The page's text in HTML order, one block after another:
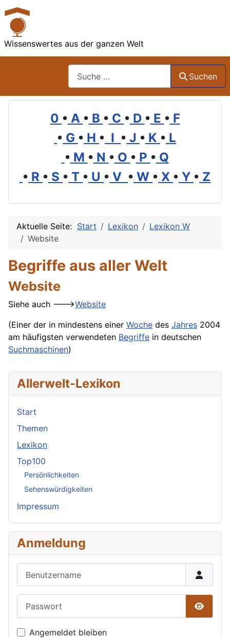
Wissenswertes aus der ganzen Welt
Suchen
0 • A • B • C • D • E • F
• G • H • I • J • K • L
• M • N • O • P • Q
• R • S • T • U • V • W • X • Y • Z
Aktuelle Seite: Start Lexikon
Lexikon W
Website
Begriffe aus aller Welt
Website
Siehe auch --->Website
(Einer der in mindestens einer Woche des Jahres 2004
am häufigsten verwendeten Begriffe in deutschen
Suchmaschinen)
Allerwelt-Lexikon
Start
Themen
Lexikon
Top100
Persönlichkeiten
Sehenswürdigkeiten
Impressum
Anmeldung
Angemeldet bleiben